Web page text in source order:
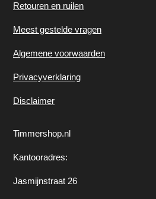
Retouren en ruilen
Meest gestelde vragen
Algemene voorwaarden
Privacyverklaring
Disclaimer
Timmershop.nl
Kantooradres:
Jasmijnstraat 26